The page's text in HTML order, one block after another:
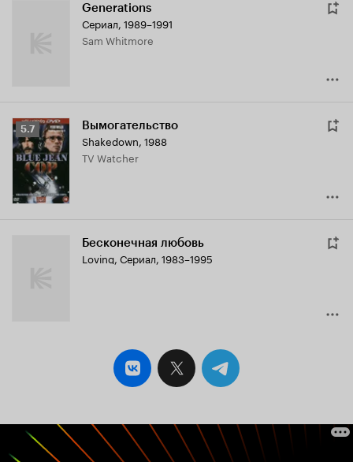
Generations
Сериал, 1989–1991
Sam Whitmore
Рейтинг
Кинопоиска
5.7
5.7 Вымогательство
Shakedown, 1988
TV Watcher
Бесконечная любовь
Loving, Сериал, 1983–1995